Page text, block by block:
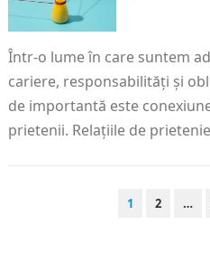
Într-o lume în care suntem
cariere, responsabilități și
de importantă este
prietenii. Relațiile de
1 2 …